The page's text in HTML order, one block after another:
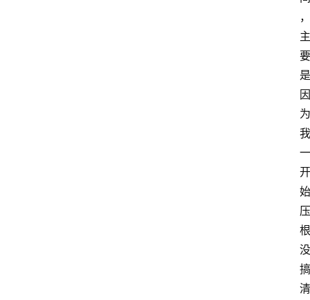
，
主
要
是
因
为
我
一
开
始
压
根
没
搞
清